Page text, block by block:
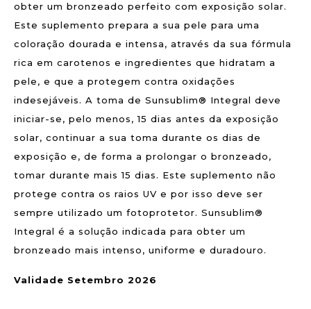
obter um bronzeado perfeito com exposição solar.
Este suplemento prepara a sua pele para uma
coloração dourada e intensa, através da sua fórmula
rica em carotenos e ingredientes que hidratam a
pele, e que a protegem contra oxidações
indesejáveis. A toma de Sunsublim® Integral deve
iniciar-se, pelo menos, 15 dias antes da exposição
solar, continuar a sua toma durante os dias de
exposição e, de forma a prolongar o bronzeado,
tomar durante mais 15 dias. Este suplemento não
protege contra os raios UV e por isso deve ser
sempre utilizado um fotoprotetor. Sunsublim®
Integral é a solução indicada para obter um
bronzeado mais intenso, uniforme e duradouro.
Validade Setembro 2026